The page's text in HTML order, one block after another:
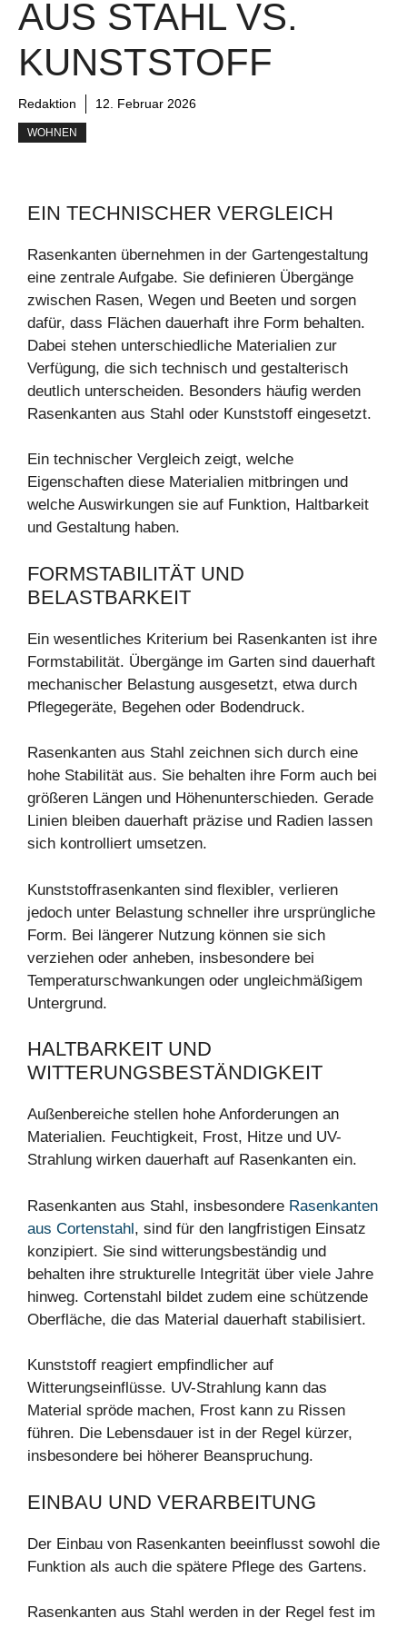
AUS STAHL VS.
KUNSTSTOFF
Redaktion 12. Februar 2026
WOHNEN
EIN TECHNISCHER VERGLEICH
Rasenkanten übernehmen in der Gartengestaltung
eine zentrale Aufgabe. Sie definieren Übergänge
zwischen Rasen, Wegen und Beeten und sorgen
dafür, dass Flächen dauerhaft ihre Form behalten.
Dabei stehen unterschiedliche Materialien zur
Verfügung, die sich technisch und gestalterisch
deutlich unterscheiden. Besonders häufig werden
Rasenkanten aus Stahl oder Kunststoff eingesetzt.
Ein technischer Vergleich zeigt, welche
Eigenschaften diese Materialien mitbringen und
welche Auswirkungen sie auf Funktion, Haltbarkeit
und Gestaltung haben.
FORMSTABILITÄT UND
BELASTBARKEIT
Ein wesentliches Kriterium bei Rasenkanten ist ihre
Formstabilität. Übergänge im Garten sind dauerhaft
mechanischer Belastung ausgesetzt, etwa durch
Pflegegeräte, Begehen oder Bodendruck.
Rasenkanten aus Stahl zeichnen sich durch eine
hohe Stabilität aus. Sie behalten ihre Form auch bei
größeren Längen und Höhenunterschieden. Gerade
Linien bleiben dauerhaft präzise und Radien lassen
sich kontrolliert umsetzen.
Kunststoffrasenkanten sind flexibler, verlieren
jedoch unter Belastung schneller ihre ursprüngliche
Form. Bei längerer Nutzung können sie sich
verziehen oder anheben, insbesondere bei
Temperaturschwankungen oder ungleichmäßigem
Untergrund.
HALTBARKEIT UND
WITTERUNGSBESTÄNDIGKEIT
Außenbereiche stellen hohe Anforderungen an
Materialien. Feuchtigkeit, Frost, Hitze und UV-
Strahlung wirken dauerhaft auf Rasenkanten ein.
Rasenkanten aus Stahl, insbesondere Rasenkanten
aus Cortenstahl, sind für den langfristigen Einsatz
konzipiert. Sie sind witterungsbeständig und
behalten ihre strukturelle Integrität über viele Jahre
hinweg. Cortenstahl bildet zudem eine schützende
Oberfläche, die das Material dauerhaft stabilisiert.
Kunststoff reagiert empfindlicher auf
Witterungseinflüsse. UV-Strahlung kann das
Material spröde machen, Frost kann zu Rissen
führen. Die Lebensdauer ist in der Regel kürzer,
insbesondere bei höherer Beanspruchung.
EINBAU UND VERARBEITUNG
Der Einbau von Rasenkanten beeinflusst sowohl die
Funktion als auch die spätere Pflege des Gartens.
Rasenkanten aus Stahl werden in der Regel fest im